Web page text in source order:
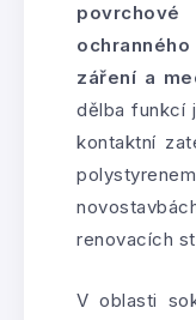
záření a
dělba funkcí
kontaktní
renovacích
V oblasti